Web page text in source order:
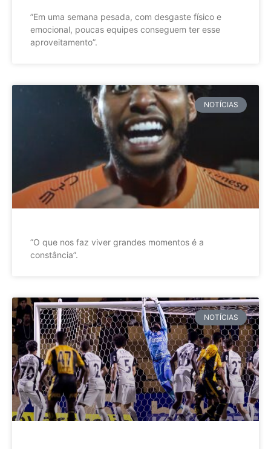
”Em uma semana pesada, com desgaste físico e
emocional, poucas equipes conseguem ter esse
aproveitamento”.
NOTÍCIAS
”O que nos faz viver grandes momentos é a
constância”.
NOTÍCIAS